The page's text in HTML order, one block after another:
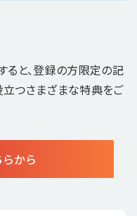
ると、登録の方限定の記
つさまざまな特典をご
から